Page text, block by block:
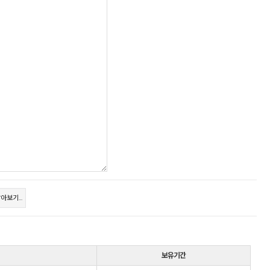
보기...
보유기간